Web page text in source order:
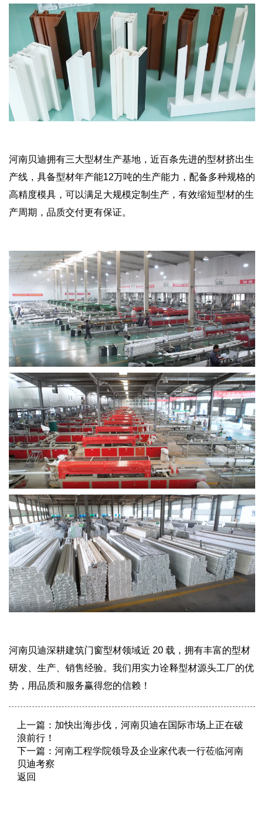
河南贝迪拥有三大型材生产基地，近百条先进的型材挤出生
产线，具备型材年产能12万吨的生产能力，配备多种规格的
高精度模具，可以满足大规模定制生产，有效缩短型材的生
产周期，品质交付更有保证。
河南贝迪深耕建筑门窗型材领域近 20 载，拥有丰富的型材
研发、生产、销售经验。我们用实力诠释型材源头工厂的优
势，用品质和服务赢得您的信赖！
上一篇： 加快出海步伐，河南贝迪在国际市场上正在破
浪前行！
下一篇： 河南工程学院领导及企业家代表一行莅临河南
贝迪考察
返回